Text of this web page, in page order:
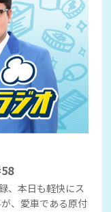
、本日も軽快にス
、愛車である原付